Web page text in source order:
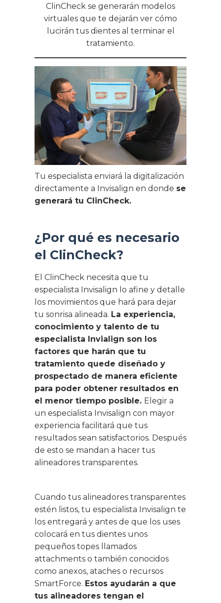
ClinCheck se generarán modelos
virtuales que te dejarán ver cómo
lucirán tus dientes al terminar el
tratamiento.
Tu especialista enviará la digitalización
directamente a Invisalign en donde se
generará tu ClinCheck.
¿Por qué es necesario
el ClinCheck?
El ClinCheck necesita que tu
especialista Invisalign lo afine y detalle
los movimientos que hará para dejar
tu sonrisa alineada. La experiencia,
conocimiento y talento de tu
especialista Invialign son los
factores que harán que tu
tratamiento quede diseñado y
prospectado de manera eficiente
para poder obtener resultados en
el menor tiempo posible. Elegir a
un especialista Invisalign con mayor
experiencia facilitará que tus
resultados sean satisfactorios. Después
de esto se mandan a hacer tus
alineadores transparentes.
Cuando tus alineadores transparentes
estén listos, tu especialista Invisalign te
los entregará y antes de que los uses
colocará en tus dientes unos
pequeños topes llamados
attachments o también conocidos
como anexos, ataches o recursos
SmartForce. Estos ayudarán a que
tus alineadores tengan el